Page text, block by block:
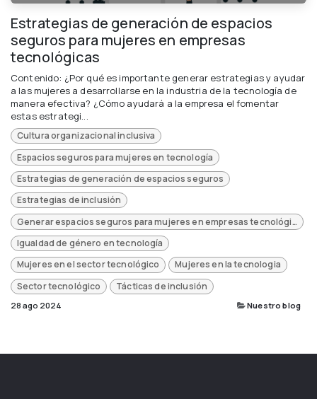
Estrategias de generación de espacios
seguros para mujeres en empresas
tecnológicas
Contenido: ¿Por qué es importante generar estrategias y ayudar
a las mujeres a desarrollarse en la industria de la tecnología de
manera efectiva? ¿Cómo ayudará a la empresa el fomentar
estas estrategi...
Cultura organizacional inclusiva
Espacios seguros para mujeres en tecnología
Estrategias de generación de espacios seguros
Estrategias de inclusión
Generar espacios seguros para mujeres en empresas tecnológicas
Igualdad de género en tecnología
Mujeres en el sector tecnológico
Mujeres en la tecnologia
Sector tecnológico
Tácticas de inclusión
28 ago 2024 Nuestro blog